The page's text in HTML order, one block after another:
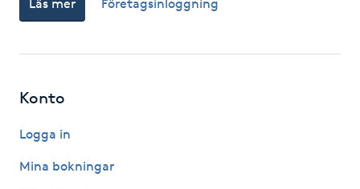
Kärlbehandling
Läs mer Företagsinloggning
Konto
Logga in
Mina bokningar